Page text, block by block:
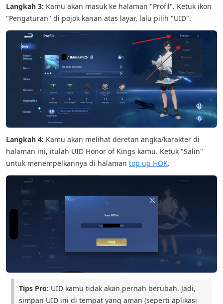
Langkah 3: Kamu akan masuk ke halaman "Profil". Ketuk ikon
"Pengaturan" di pojok kanan atas layar, lalu pilih "UID".
Langkah 4: Kamu akan melihat deretan angka/karakter di
halaman ini, itulah UID Honor of Kings kamu. Ketuk "Salin"
untuk menempelkannya di halaman top up HOK.
Tips Pro: UID kamu tidak akan pernah berubah. Jadi,
simpan UID ini di tempat yang aman (seperti aplikasi